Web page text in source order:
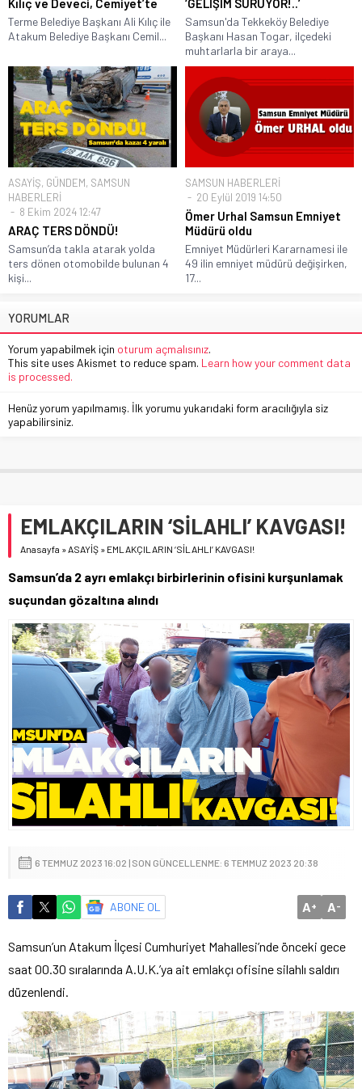
Kılıç ve Deveci, Cemiyet’te
Terme Belediye Başkanı Ali Kılıç ile
Atakum Belediye Başkanı Cemil...
‘GELİŞİM SÜRÜYOR!..’
Samsun'da Tekkeköy Belediye
Başkanı Hasan Togar, ilçedeki
muhtarlarla bir araya...
ASAYİŞ, GÜNDEM, SAMSUN
HABERLERİ
8 Ekim 2024 12:47
ARAÇ TERS DÖNDÜ!
Samsun’da takla atarak yolda
ters dönen otomobilde bulunan 4
kişi...
SAMSUN HABERLERİ
20 Eylül 2019 14:50
Ömer Urhal Samsun Emniyet
Müdürü oldu
Emniyet Müdürleri Kararnamesi ile
49 ilin emniyet müdürü değişirken,
17...
YORUMLAR
Yorum yapabilmek için oturum açmalısınız.
This site uses Akismet to reduce spam. Learn how your comment data
is processed.
Henüz yorum yapılmamış. İlk yorumu yukarıdaki form aracılığıyla siz
yapabilirsiniz.
EMLAKÇILARIN ‘SİLAHLI’ KAVGASI!
Anasayfa »ASAYİŞ » EMLAKÇILARIN ‘SİLAHLI’ KAVGASI!
Samsun’da 2 ayrı emlakçı birbirlerinin ofisini kurşunlamak
suçundan gözaltına alındı
6 TEMMUZ 2023 16:02 | SON GÜNCELLENME: 6 TEMMUZ 2023 20:38
ABONE OL A+ A-
Samsun’un Atakum İlçesi Cumhuriyet Mahallesi’nde önceki gece
saat 00.30 sıralarında A.U.K.’ya ait emlakçı ofisine silahlı saldırı
düzenlendi.